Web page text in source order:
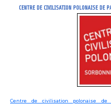
CENTRE DE CIVILISATION POLONAISE DE
Centre de civilisation polonaise de